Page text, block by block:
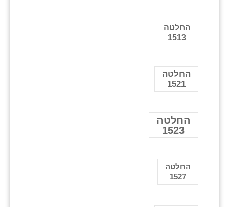
החלטה
1513
החלטה
1521
החלטה
1523
החלטה
1527